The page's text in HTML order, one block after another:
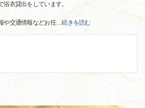
衣貸出をしています。
や交通情報などお任…続きを読む